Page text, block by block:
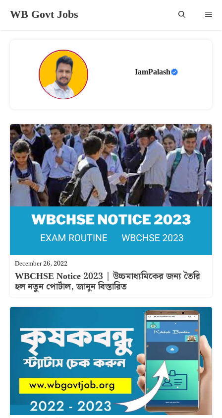
content
WB Govt Jobs
IamPalash
December 26, 2022
WBCHSE Notice 2023 | উচ্চমাধ্যমিকের জন্য তৈরি
হল নতুন পোর্টাল, জানুন বিস্তারিত